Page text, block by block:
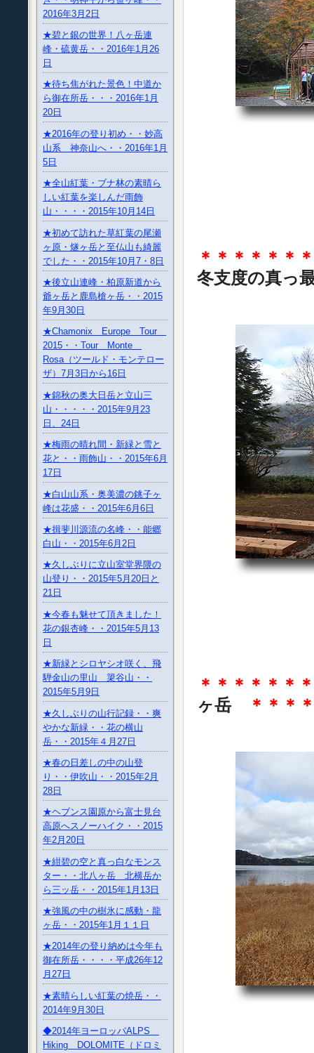
2016年3月2日
★碧と銀の世界！八ヶ岳連
峰・硫黄岳・・2016年1月26
日
★待ち焦がれた景色！中道か
ら御在所岳・・・2016年1月
20日
★2016年の登り初め・・妙高
山系 神奈山へ・・2016年1月
5日
★全山紅葉・ブナ林の素晴ら
しい紅葉を楽しんだ雨飾
山・・・・2015年10月14日
★初めて訪れた草紅葉の尾瀬
ヶ原・燧ヶ岳と至仏山も綺麗
でした・・2015年10月7・8日
★後立山連峰・柏原新道から
爺ヶ岳と鹿島槍ヶ岳・・2015
年9月30日
★Chamonix Europe Tour
2015・・Tour Monte
Rosa（ツールド・モンテロー
ザ）7月3日から16日
★錦秋の奥大日岳と立山三
山・・・・・2015年9月23
日、24日
★梅雨の晴れ間・新緑と雪と
花と・・雨飾山・・2015年6月
17日
★白山山系・奥美濃の銚子ヶ
峰は花盛・・2015年6月6日
★揖斐川源流の名峰・・能郷
白山・・2015年6月2日
★久しぶりに立山室堂界隈の
山登り・・2015年5月20日と
21日
★今春も魅せて頂きました！
花の銀杏峰・・2015年5月13
日
★新緑とシロヤシオ咲く、飛
騨金山の里山 簗谷山・・
2015年5月9日
★久しぶりの山行記録・・爽
やかな新緑・・花の横山
岳・・2015年４月27日
★春の日差しの中の山登
り・・伊吹山・・2015年2月
28日
★ヘブンス園原から富士見台
高原へスノーハイク・・2015
年2月20日
★紺碧の空と真っ白なモンス
ター・・北八ヶ岳 北横岳か
ら三ッ岳・・2015年1月13日
★強風の中の樹氷に感動・龍
ヶ岳・・2015年1月１１日
★2014年の登り納めは今年も
御在所岳・・・・平成26年12
月27日
★素晴らしい紅葉の焼岳・・
2014年9月30日
◆2014年ヨーロッパALPS
Hiking DOLOMITE（ドロミ
＊＊＊＊＊＊＊
冬支度の真
＊＊＊＊＊＊
ヶ岳
＊＊＊